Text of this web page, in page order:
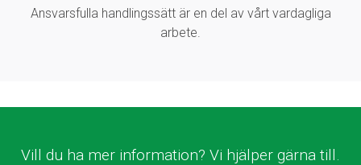
Ansvarsfulla handlingssätt är en del av vårt vardagliga
arbete.
Vill du ha mer information? Vi hjälper gärna till.